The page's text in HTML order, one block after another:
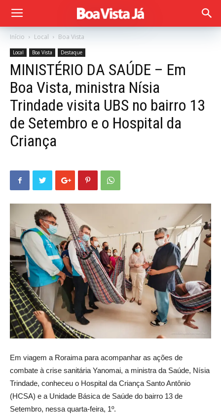
Início Local Boa Vista
Local Boa Vista Destaque
MINISTÉRIO DA SAÚDE – Em
Boa Vista, ministra Nísia
Trindade visita UBS no bairro 13
de Setembro e o Hospital da
Criança
Em viagem a Roraima para acompanhar as ações de
combate à crise sanitária Yanomai, a ministra da Saúde, Nísia
Trindade, conheceu o Hospital da Criança Santo Antônio
(HCSA) e a Unidade Básica de Saúde do bairro 13 de
Setembro, nessa quarta-feira, 1º.